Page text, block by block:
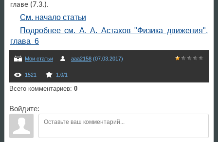
главе (7.3.).
См. начало статьи
Подробнее см. А. А. Астахов "Физика движения",
глава 6
Мои статьи aaa2158(07.03.2017)
1521 1.0/1
Всего комментариев: 0
Войдите: